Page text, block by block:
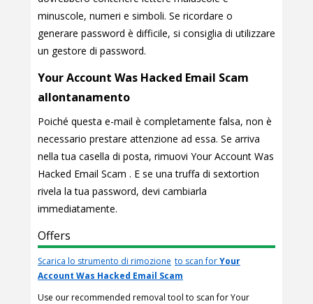
minuscole, numeri e simboli. Se ricordare o
generare password è difficile, si consiglia di utilizzare
un gestore di password.
Your Account Was Hacked Email Scam
allontanamento
Poiché questa e-mail è completamente falsa, non è
necessario prestare attenzione ad essa. Se arriva
nella tua casella di posta, rimuovi Your Account Was
Hacked Email Scam . E se una truffa di sextortion
rivela la tua password, devi cambiarla
immediatamente.
Offers
Scarica lo strumento di rimozione to scan forYour
Account Was Hacked Email Scam
Use our recommended removal tool to scan for Your